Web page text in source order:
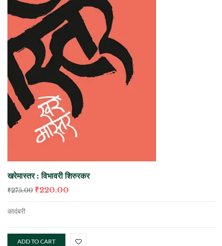
खरेमास्तर : विभावरी शिरुरकर
₹275.00 ₹220.00
कादंबरी
ADD TO CART